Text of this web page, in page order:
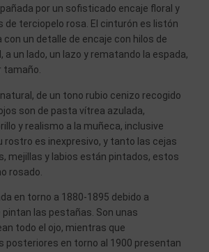
por un sofisticado encaje floral y
de terciopelo rosa. El cinturón es listón
un detalle de encaje con hilos de
un lado, un lazo y rematando la espada,
tamaño.
de un tono rubio cenizo recogido
son de pasta vítrea azulada,
y realismo a la muñeca, inclusive
rostro es inexpresivo, y tanto las cejas
mejillas y labios están pintados, estos
rosado.
en torno a 1880-1895 debido a
pintan las pestañas. Son unas
todo el ojo, mientras que
posteriores en torno al 1900 presentan